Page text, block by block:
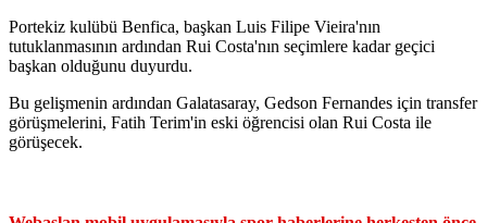
Portekiz kulübü Benfica, başkan Luis Filipe Vieira'nın
tutuklanmasının ardından Rui Costa'nın seçimlere kadar geçici
başkan olduğunu duyurdu.
Bu gelişmenin ardından Galatasaray, Gedson Fernandes için transfer
görüşmelerini, Fatih Terim'in eski öğrencisi olan Rui Costa ile
görüşecek.